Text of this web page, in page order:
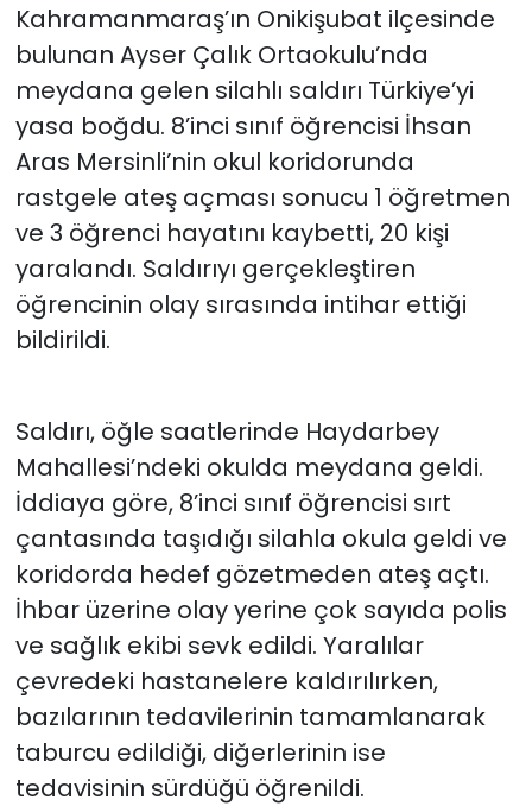
Kahramanmaraş’ın Onikişubat ilçesinde
bulunan Ayser Çalık Ortaokulu’nda
meydana gelen silahlı saldırı Türkiye’yi
yasa boğdu. 8’inci sınıf öğrencisi İhsan
Aras Mersinli’nin okul koridorunda
rastgele ateş açması sonucu 1 öğretmen
ve 3 öğrenci hayatını kaybetti, 20 kişi
yaralandı. Saldırıyı gerçekleştiren
öğrencinin olay sırasında intihar ettiği
bildirildi.
Saldırı, öğle saatlerinde Haydarbey
Mahallesi’ndeki okulda meydana geldi.
İddiaya göre, 8’inci sınıf öğrencisi sırt
çantasında taşıdığı silahla okula geldi ve
koridorda hedef gözetmeden ateş açtı.
İhbar üzerine olay yerine çok sayıda polis
ve sağlık ekibi sevk edildi. Yaralılar
çevredeki hastanelere kaldırılırken,
bazılarının tedavilerinin tamamlanarak
taburcu edildiği, diğerlerinin ise
tedavisinin sürdüğü öğrenildi.